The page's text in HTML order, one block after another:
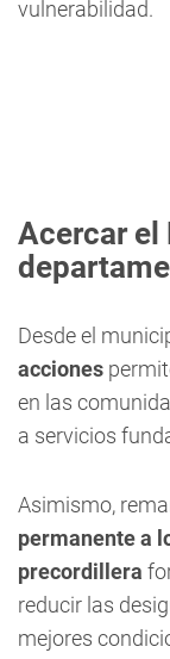
vulnerabilidad.
Acercar el
Desde el
acciones
en las
a servicios
Asimismo,
permanente a
precordillera
reducir las
mejores